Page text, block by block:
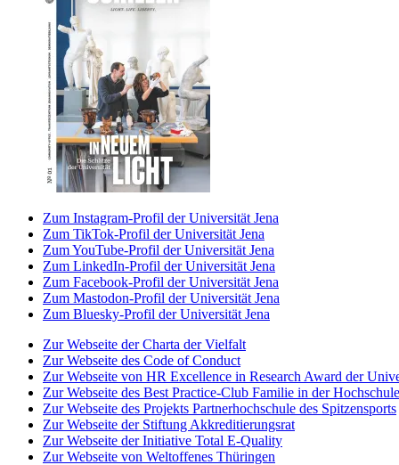
Zum Instagram-Profil der Universität Jena
Zum TikTok-Profil der Universität Jena
Zum YouTube-Profil der Universität Jena
Zum LinkedIn-Profil der Universität Jena
Zum Facebook-Profil der Universität Jena
Zum Mastodon-Profil der Universität Jena
Zum Bluesky-Profil der Universität Jena
Zur Webseite der Charta der Vielfalt
Zur Webseite des Code of Conduct
Zur Webseite von HR Excellence in Research Award der
Zur Webseite des Best Practice-Club Familie in der Hochschule
Zur Webseite des Projekts Partnerhochschule des Spitzensports
Zur Webseite der Stiftung Akkreditierungsrat
Zur Webseite der Initiative Total E-Quality
Zur Webseite von Weltoffenes Thüringen